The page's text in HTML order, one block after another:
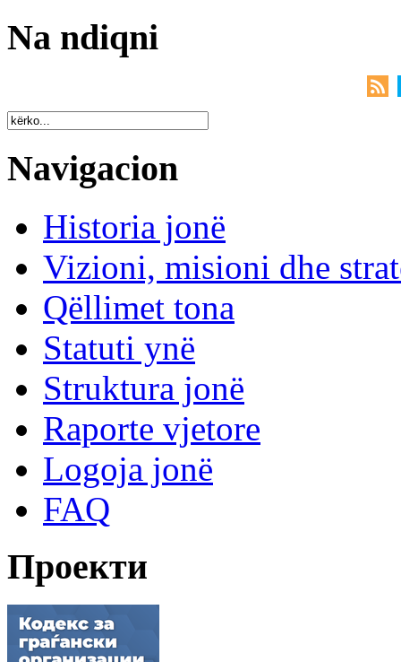
Na ndiqni
Navigacion
Historia jonë
Vizioni, misioni dhe
Qëllimet tona
Statuti ynë
Struktura jonë
Raporte vjetore
Logoja jonë
FAQ
Проекти